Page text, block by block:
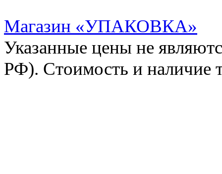
Магазин «УПАКОВКА»
Указанные цены не
РФ). Стоимость и наличие